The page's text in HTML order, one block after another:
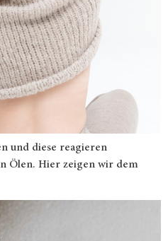
und diese reagieren
Ölen. Hier zeigen wir dem